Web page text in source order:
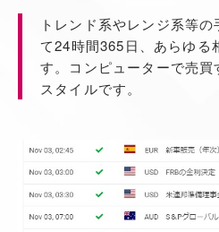
トレンド系やレンジ系等
て24時間365日、あらゆる
す。コンピューターで売
スタイルです。